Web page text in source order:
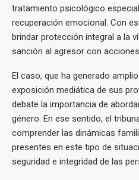
tratamiento psicológico
recuperación emocional. Con
brindar protección integral a la
sanción al agresor con
El caso, que ha generado
exposición mediática de sus
debate la importancia de
género. En ese sentido, el
comprender las dinámicas
presentes en este tipo de
seguridad e integridad de las